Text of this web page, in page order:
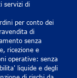
servizi di
per conto dei
di
senza
ricezione e
operative: senza
liquide e degli